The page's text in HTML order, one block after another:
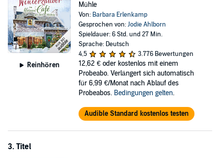
Reinhören
Mühle
Von: Barbara Erlenkamp
Gesprochen von:Jodie Ahlborn
Spieldauer: 6 Std. und 27 Min.
Sprache: Deutsch
4,5
3.776 Bewertungen
12,62 € oder kostenlos mit einem
Probeabo. Verlängert sich automatisch
für 6,99 €/Monat nach Ablauf des
Probeabos. Bedingungen gelten.
Audible Standard kostenlos testen
3. Titel